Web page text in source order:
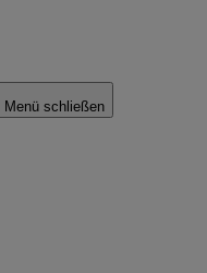
Menü schließen